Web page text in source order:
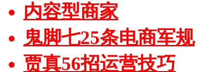
内容型商家
鬼脚七25条电商军规
贾真56招运营技巧